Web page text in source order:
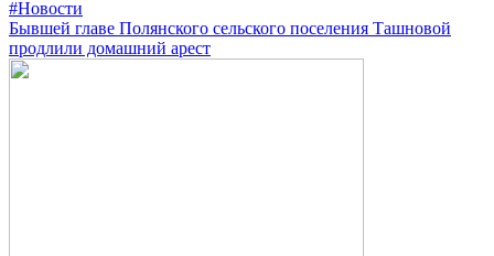
#Новости
Бывшей главе Полянского сельского поселения Ташновой
продлили домашний арест